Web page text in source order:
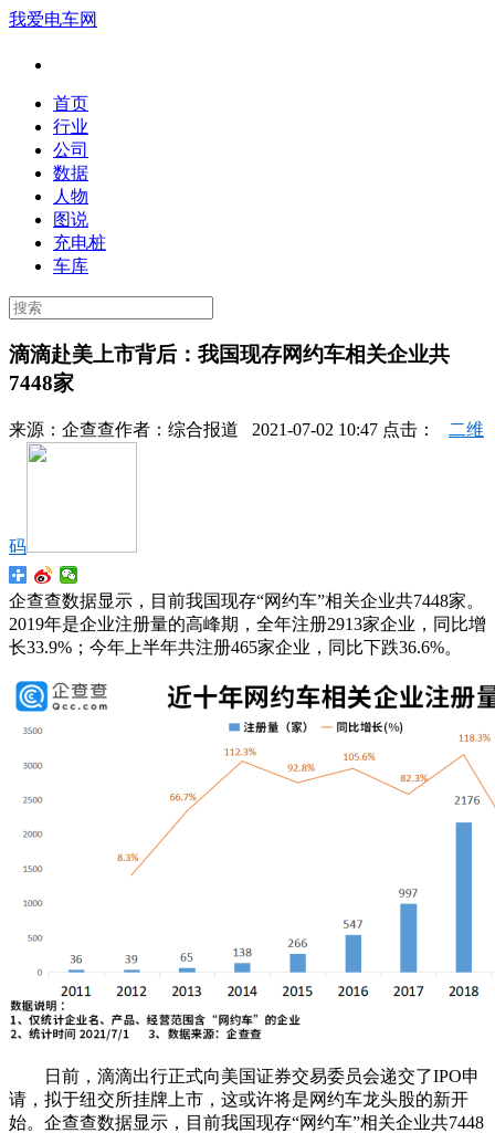
我爱电车网
首页
行业
公司
数据
人物
图说
充电桩
车库
滴滴赴美上市背后：我国现存网约车相关企业共
7448家
来源： 企查查作者： 综合报道 2021-07-02 10:47 点击： 二维
码
企查查数据显示，目前我国现存“网约车”相关企业共7448家。
2019年是企业注册量的高峰期，全年注册2913家企业，同比增
长33.9%；今年上半年共注册465家企业，同比下跌36.6%。
日前，滴滴出行正式向美国证券交易委员会递交了IPO申
请，拟于纽交所挂牌上市，这或许将是网约车龙头股的新开
始。企查查数据显示，目前我国现存“网约车”相关企业共7448